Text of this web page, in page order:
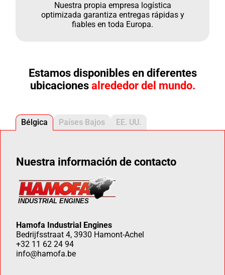
Nuestra propia empresa logística
optimizada garantiza entregas rápidas y
fiables en toda Europa.
Estamos disponibles en diferentes
ubicaciones alrededor del mundo.
Bélgica Países Bajos EE. UU.
Nuestra información de contacto
Hamofa Industrial Engines
Bedrijfsstraat 4, 3930 Hamont-Achel
+32 11 62 24 94
info@hamofa.be